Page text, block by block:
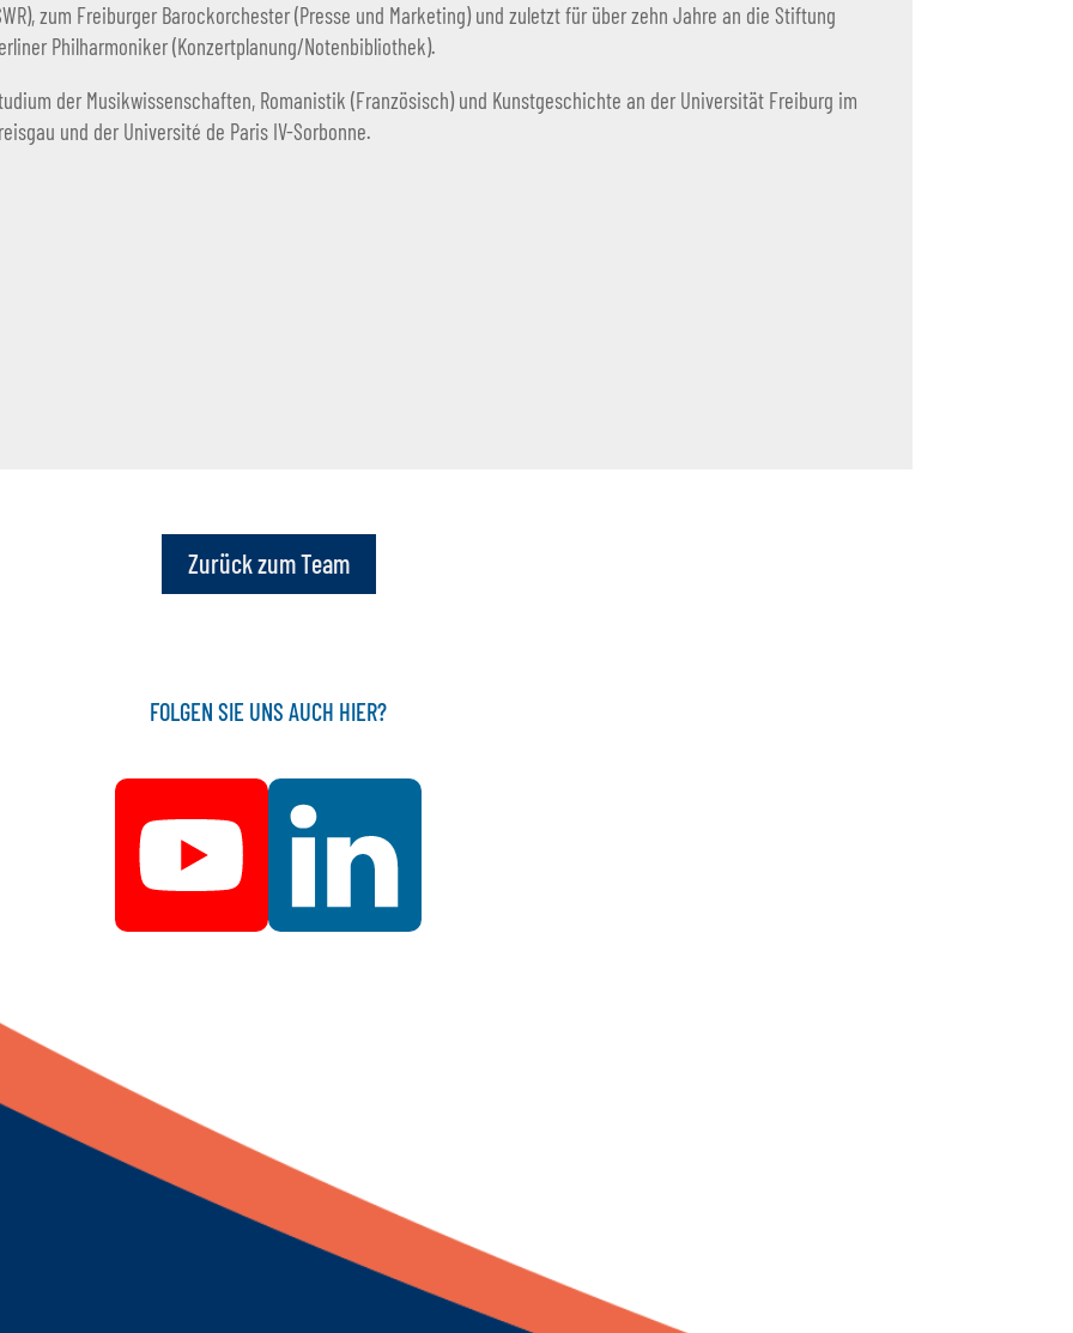
zum Freiburger Barockorchester (Presse und Marketing) und zuletzt für über zehn Jahre an die Stiftung
Philharmoniker (Konzertplanung/Notenbibliothek).
der Musikwissenschaften, Romanistik (Französisch) und Kunstgeschichte an der Universität Freiburg im
und der Université de Paris IV-Sorbonne.
Zurück zum Team
FOLGEN SIE UNS AUCH HIER?